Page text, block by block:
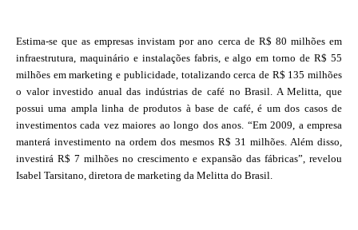
Estima-se que as empresas invistam por ano cerca de R$ 80 milhões em
infraestrutura, maquinário e instalações fabris, e algo em torno de R$ 55
milhões em marketing e publicidade, totalizando cerca de R$ 135 milhões
o valor investido anual das indústrias de café no Brasil. A Melitta, que
possui uma ampla linha de produtos à base de café, é um dos casos de
investimentos cada vez maiores ao longo dos anos. “Em 2009, a empresa
manterá investimento na ordem dos mesmos R$ 31 milhões. Além disso,
investirá R$ 7 milhões no crescimento e expansão das fábricas”, revelou
Isabel Tarsitano, diretora de marketing da Melitta do Brasil.